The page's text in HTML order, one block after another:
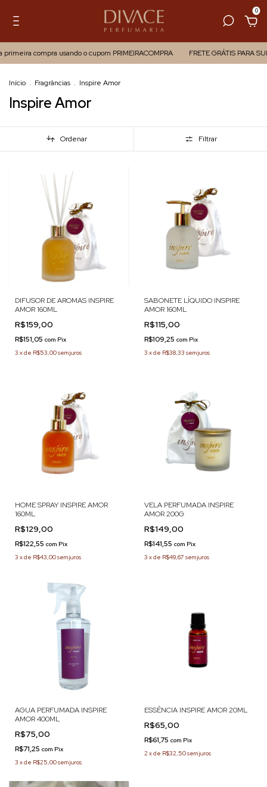
0
compra usando o cupom PRIMEIRACOMPRA FRETE GRÁTIS PARA
Início . Fragrâncias . Inspire Amor
Inspire Amor
Ordenar Filtrar
DIFUSOR DE AROMAS INSPIRE
AMOR 160ML
R$159,00
R$151,05 com Pix
3 xde R$53,00sem juros
SABONETE LÍQUIDO INSPIRE
AMOR 160ML
R$115,00
R$109,25 com Pix
3 xde R$38,33 sem juros
HOME SPRAY INSPIRE AMOR
160ML
R$129,00
R$122,55 com Pix
3 xde R$43,00sem juros
VELA PERFUMADA INSPIRE
AMOR 200G
R$149,00
R$141,55 com Pix
3 xde R$49,67 sem juros
AGUA PERFUMADA INSPIRE
AMOR 400ML
R$75,00
R$71,25 com Pix
3 xde R$25,00sem juros
ESSÊNCIA INSPIRE AMOR 20ML
R$65,00
R$61,75 com Pix
2 xde R$32,50sem juros